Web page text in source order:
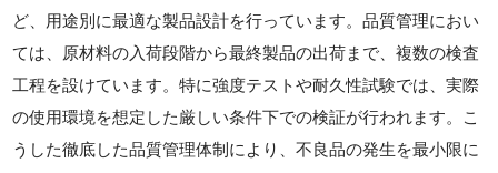
ど、用途別に最適な製品設計を行っています。品質管理におい
ては、原材料の入荷段階から最終製品の出荷まで、複数の検査
工程を設けています。特に強度テストや耐久性試験では、実際
の使用環境を想定した厳しい条件下での検証が行われます。こ
うした徹底した品質管理体制により、不良品の発生を最小限に